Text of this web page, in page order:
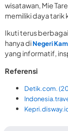
wisatawan, Mie
memiliki daya tarik
Ikuti terus
hanya diNegeri
yang informatif,
Referensi
Detik.com.